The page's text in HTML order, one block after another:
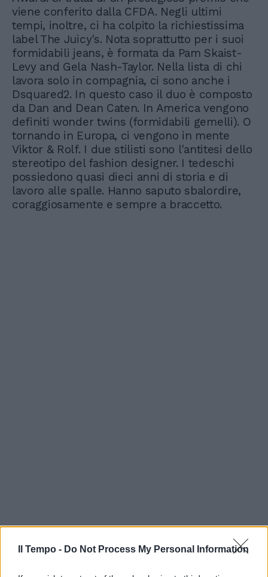
Il Tempo - Do Not Process My Personal Information
viene conferito dalla CFDA. Negli ultimi
tempi, inoltre, ci ha colpito la richiestissima
label The Juicy's. Nota soprattutto per i suoi
formidabili jeans, è formata da Pam Skaist-
Levy and Gela Nash-Taylor. Nella lista di chi
lavora solo in compagnia, ci sono anche i
Dsquared2. In questo caso il duo è composto
da Dan and Dean Caten. In America vengono
definiti wonder twins (formidabili gemelli). O
tornando in Europa, ci vengono in mente
Viktor & Rolf. I due stilisti sono l'antitesi dello
stereotipo del fashion designer. I tedeschi
possiedono quasi dieci anni di storia e di
lavoro alle spalle. Hanno saputo sbalordire,
coraggiosamente e sempre a braccetto.
In evidenza